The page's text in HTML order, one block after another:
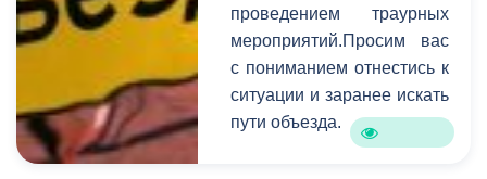
руководители структурных
подразделений АМС.
Самыми актуальными в
ходе приема стали
коммунальные и
жилищные проблемы,
проведением траурных
мероприятий.Просим вас
с пониманием отнестись к
ситуации и заранее искать
пути объезда.